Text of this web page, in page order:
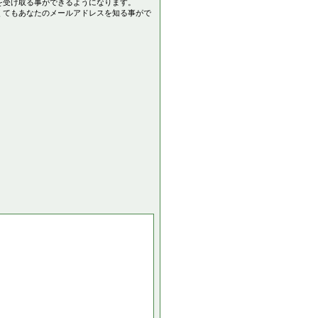
け取る事ができるようになります。
もあなたのメールアドレスを知る事がで